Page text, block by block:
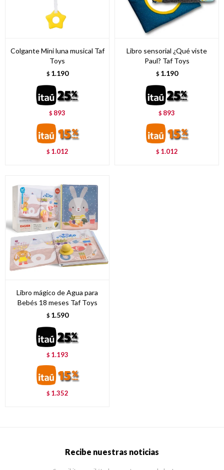
Colgante Mini luna musical Taf
Toys
$ 1.190
$ 893
$ 1.012
Libro sensorial ¿Qué viste
Paul? Taf Toys
$ 1.190
$ 893
$ 1.012
Libro mágico de Agua para
Bebés 18 meses Taf Toys
$ 1.590
$ 1.193
$ 1.352
Recibe nuestras noticias